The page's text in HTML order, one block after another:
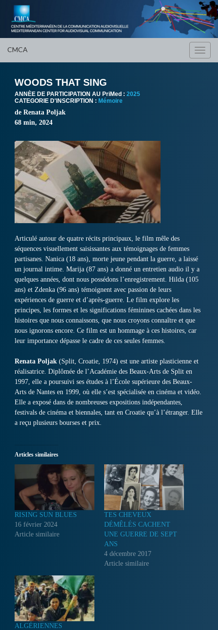
CMCA
WOODS THAT SING
ANNÈE DE PARTICIPATION AU PriMed : 2025
CATEGORIE D'INSCRIPTION : Mémoire
de Renata Poljak
68 min, 2024
Articulé autour de quatre récits principaux, le film mêle des
séquences visuellement saisissantes aux témoignages de femmes
partisanes. Nanica (18 ans), morte jeune pendant la guerre, a laissé
un journal intime. Marija (87 ans) a donné un entretien audio il y a
quelques années, dont nous possédons l’enregistrement. Hilda (105
ans) et Zdenka (96 ans) témoignent avec passion de leurs
expériences de guerre et d’après-guerre. Le film explore les
principes, les formes et les significations féminines cachées dans les
histoires que nous connaissons, que nous croyons connaître et que
nous ignorons encore. Ce film est un hommage à ces histoires, car
leur importance dépasse le cadre de ces seules femmes.
Renata Poljak (Split, Croatie, 1974) est une artiste plasticienne et
réalisatrice. Diplômée de l’Académie des Beaux-Arts de Split en
1997, elle a poursuivi ses études à l’École supérieure des Beaux-
Arts de Nantes en 1999, où elle s’est spécialisée en cinéma et vidéo.
Elle a exposé dans de nombreuses expositions indépendantes,
festivals de cinéma et biennales, tant en Croatie qu’à l’étranger. Elle
a reçu plusieurs bourses et prix.
Articles similaires
RISING SUN BLUES
16 février 2024
Article similaire
TES CHEVEUX
DÉMÊLÉS CACHENT
UNE GUERRE DE SEPT
ANS
4 décembre 2017
Article similaire
ALGÉRIENNES